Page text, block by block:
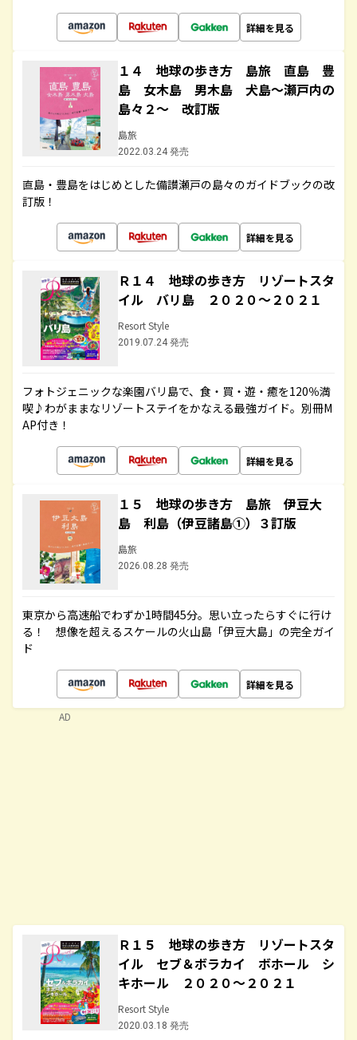
詳細を見る
１４ 地球の歩き方 島旅 直島 豊
島 女木島 男木島 犬島～瀬戸内の
島々２～ 改訂版
島旅
2022.03.24 発売
直島・豊島をはじめとした備讃瀬戸の島々のガイドブックの改
訂版！
詳細を見る
Ｒ１４ 地球の歩き方 リゾートスタ
イル バリ島 ２０２０～２０２１
Resort Style
2019.07.24 発売
フォトジェニックな楽園バリ島で、食・買・遊・癒を120％満
喫♪わがままなリゾートステイをかなえる最強ガイド。別冊M
AP付き！
詳細を見る
１５ 地球の歩き方 島旅 伊豆大
島 利島（伊豆諸島①）３訂版
島旅
2026.08.28 発売
東京から高速船でわずか1時間45分。思い立ったらすぐに行け
る！ 想像を超えるスケールの火山島「伊豆大島」の完全ガイ
ド
詳細を見る
Ｒ１５ 地球の歩き方 リゾートスタ
イル セブ＆ボラカイ ボホール シ
キホール ２０２０～２０２１
Resort Style
2020.03.18 発売
AD